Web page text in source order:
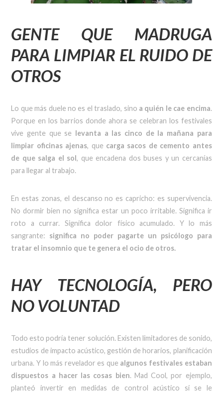
GENTE QUE MADRUGA
PARA LIMPIAR EL RUIDO DE
OTROS
Lo que más duele no es el traslado, sino a quién le cae encima.
Porque en los barrios donde ahora se celebran los festivales
vive gente que se levanta a las cinco de la mañana para
limpiar oficinas ajenas, que carga sacos de cemento antes
de que salga el sol, que encadena dos buses y un cercanías
para llegar al trabajo.
En estas zonas, el descanso no es capricho: es supervivencia.
No dormir bien no significa estar un poco irritable. Significa ir
roto a currar. Significa dolor físico acumulado. Y lo más
sangrante: significa no poder pagarte un psicólogo para
tratar el insomnio que te genera el ocio de otros.
HAY TECNOLOGÍA, PERO
NO VOLUNTAD
Todo esto podría tener solución. Existen limitadores de sonido,
estudios de impacto acústico, gestión de horarios, planificación
urbana. Y lo más revelador es que algunos festivales estaban
dispuestos a hacer las cosas bien. Mad Cool, por ejemplo,
planteó invertir en medidas de control acústico si se le